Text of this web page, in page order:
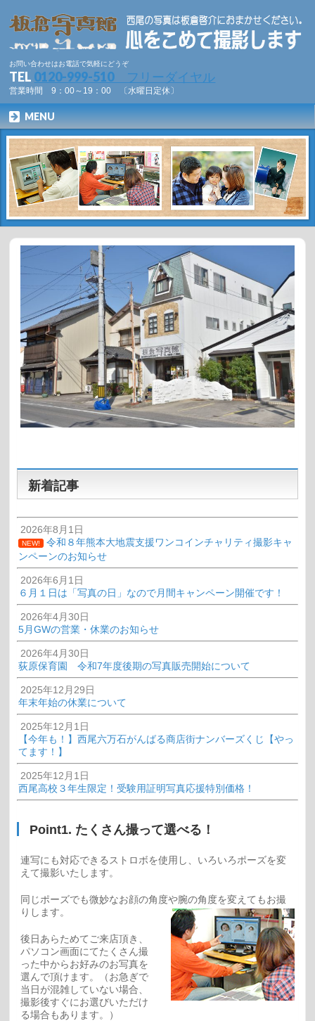
お問い合わせはお電話で気軽にどうぞ
TEL 0120-999-510 フリーダイヤル
営業時間 9：00～19：00 〔水曜日定休〕
MENU
新着記事
2026年8月1日
NEW!
令和８年熊本大地震支援ワンコインチャリティ撮影キャ
ンペーンのお知らせ
2026年6月1日
６月１日は「写真の日」なので月間キャンペーン開催です！
2026年4月30日
5月GWの営業・休業のお知らせ
2026年4月30日
荻原保育園 令和7年度後期の写真販売開始について
2025年12月29日
年末年始の休業について
2025年12月1日
【今年も！】西尾六万石がんばる商店街ナンバーズくじ【やっ
てます！】
2025年12月1日
西尾高校３年生限定！受験用証明写真応援特別価格！
Point1. たくさん撮って選べる！
連写にも対応できるストロボを使用し、いろいろポーズを変
えて撮影いたします。
同じポーズでも微妙なお顔の角度や腕の角度を変えてもお撮
りします。
後日あらためてご来店頂き、
パソコン画面にてたくさん撮
った中からお好みのお写真を
選んで頂けます。（お急ぎで
当日が混雑していない場合、
撮影後すぐにお選びいただけ
る場合もあります。）